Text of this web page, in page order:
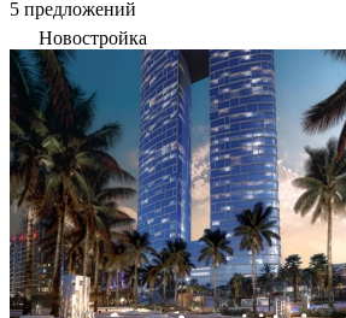
5 предложений
Новостройка